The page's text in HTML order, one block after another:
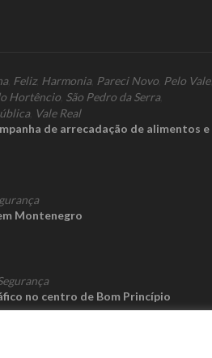
, Feliz, Harmonia, Pareci Novo Pelo Vale,
Hortêncio São Pedro da Serra,
, Vale Real
de arrecadação de alimentos e
Montenegro
no centro de Bom Princípio